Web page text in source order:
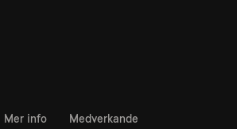
Mer info Medverkande